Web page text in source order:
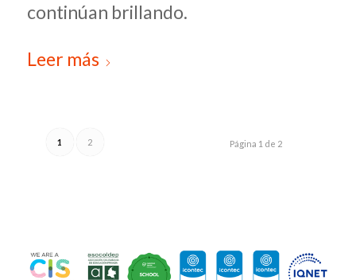
continúan brillando.
Leer más
Página 1 de 2
1 2